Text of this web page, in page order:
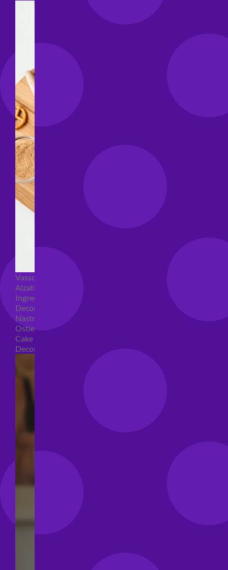
Vassoi e sottotorta
Alzatine per dolci
Ingredienti torte
Decorazioni torte
Nastri e girotorte
Ostie per torte
Cake Topper
Decori per torte